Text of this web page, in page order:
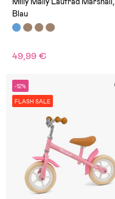
Blau
49,99 €
-12%
FLASH SALE